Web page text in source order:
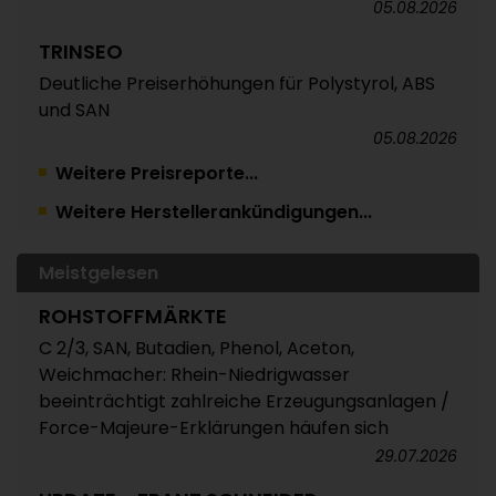
05.08.2026
TRINSEO
Deutliche Preiserhöhungen für Polystyrol, ABS
und SAN
05.08.2026
POLYMERPREISE
Vorprodukte Juli/August 2026
POLYMERPREISE
Styrolkunststoffe Juli 2026: Absturz der SM-
Referenz zieht die Preise nach unten /
Atempause wohl aber nur von kurzer Dauer
04.08.2026
POLYMERPREISE
Weitere Preisreporte...
Weitere Herstellerankündigungen...
Meistgelesen
ROHSTOFFMÄRKTE
C 2/3, SAN, Butadien, Phenol, Aceton,
Weichmacher: Rhein-Niedrigwasser
beeinträchtigt zahlreiche Erzeugungsanlagen /
Force-Majeure-Erklärungen häufen sich
29.07.2026